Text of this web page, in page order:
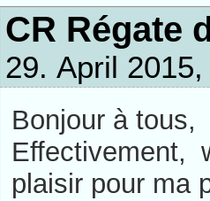
CR Régate
29. April
Bonjour à tous,
Effectivement,
plaisir pour ma